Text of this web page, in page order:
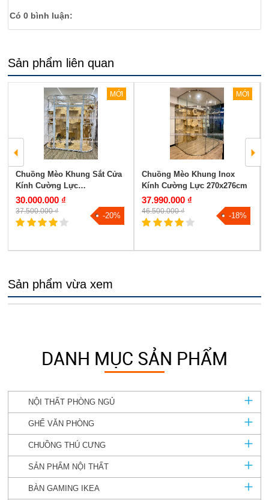
Có0 bình luận:
Sản phẩm liên quan
MỚI
Chuồng Mèo Khung Sắt Cửa
Kính Cường Lực
270x170x270cm
30.000.000 ₫
37.500.000 ₫
-20%
MỚI
Chuồng Mèo Khung Inox
Kính Cường Lực 270x276cm
37.990.000 ₫
46.500.000 ₫
-18%
Sản phẩm vừa xem
DANH MỤC SẢN PHẨM
NỘI THẤT PHÒNG NGỦ
GHẾ VĂN PHÒNG
CHUỒNG THÚ CƯNG
SẢN PHẨM NỘI THẤT
BÀN GAMING IKEA